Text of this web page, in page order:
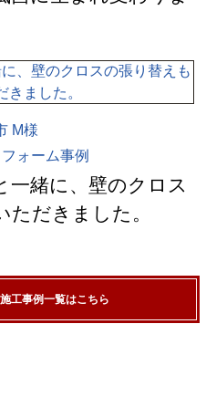
M様
ォーム事例
一緒に、壁のクロス
だきました。
施工事例一覧はこちら